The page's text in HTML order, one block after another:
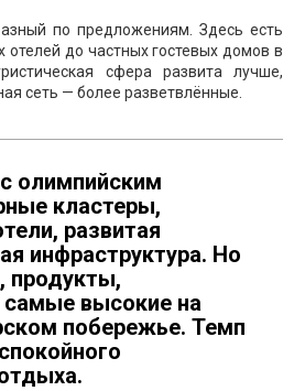
по предложениям. Здесь есть
отелей до частных гостевых домов в
сфера развита лучше,
сеть — более разветвлённые.
олимпийским
кластеры,
развитая
инфраструктура. Но
продукты,
самые высокие на
побережье. Темп